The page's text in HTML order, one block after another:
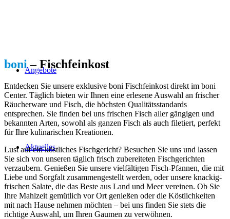
Angebote
Aktuelles
boni– Fischfeinkost
Entdecken Sie unsere exklusive boni Fischfeinkost direkt im boni
Center. Täglich bieten wir Ihnen eine erlesene Auswahl an frischer
Räucherware und Fisch, die höchsten Qualitätsstandards
entsprechen. Sie finden bei uns frischen Fisch aller gängigen und
bekannten Arten, sowohl als ganzen Fisch als auch filetiert, perfekt
für Ihre kulinarischen Kreationen.
Lust auf ein köstliches Fischgericht? Besuchen Sie uns und lassen
Sie sich von unseren täglich frisch zubereiteten Fischgerichten
verzaubern. Genießen Sie unsere vielfältigen Fisch-Pfannen, die mit
Liebe und Sorgfalt zusammengestellt werden, oder unsere knackig-
frischen Salate, die das Beste aus Land und Meer vereinen. Ob Sie
Ihre Mahlzeit gemütlich vor Ort genießen oder die Köstlichkeiten
mit nach Hause nehmen möchten – bei uns finden Sie stets die
richtige Auswahl, um Ihren Gaumen zu verwöhnen.